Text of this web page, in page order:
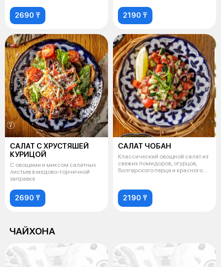
2690 ₸ 2190 ₸
САЛАТ С ХРУСТЯШЕЙ
КУРИЦОЙ
С овощами и миксом салатных
листьев в медово-горчичной
заправке
2690 ₸
САЛАТ ЧОБАН
Классический овощной салат из
свежих помидоров, огурцов,
болгарского перца и красного
2190 ₸
ЧАЙХОНА